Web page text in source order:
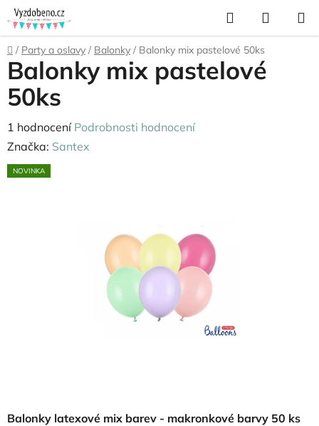
Přejít
na
obsah
Hledat
KOŠÍK
Domů
/ Party a oslavy / Balonky / Balonky mix pastelové 50ks
Balonky latexové mix barev - makronkové barvy 50 ks
Balonky mix pastelové
50ks
Průměrné
hodnocení
produktu
1 hodnocení Podrobnosti hodnocení
Značka: Santex
NOVINKA